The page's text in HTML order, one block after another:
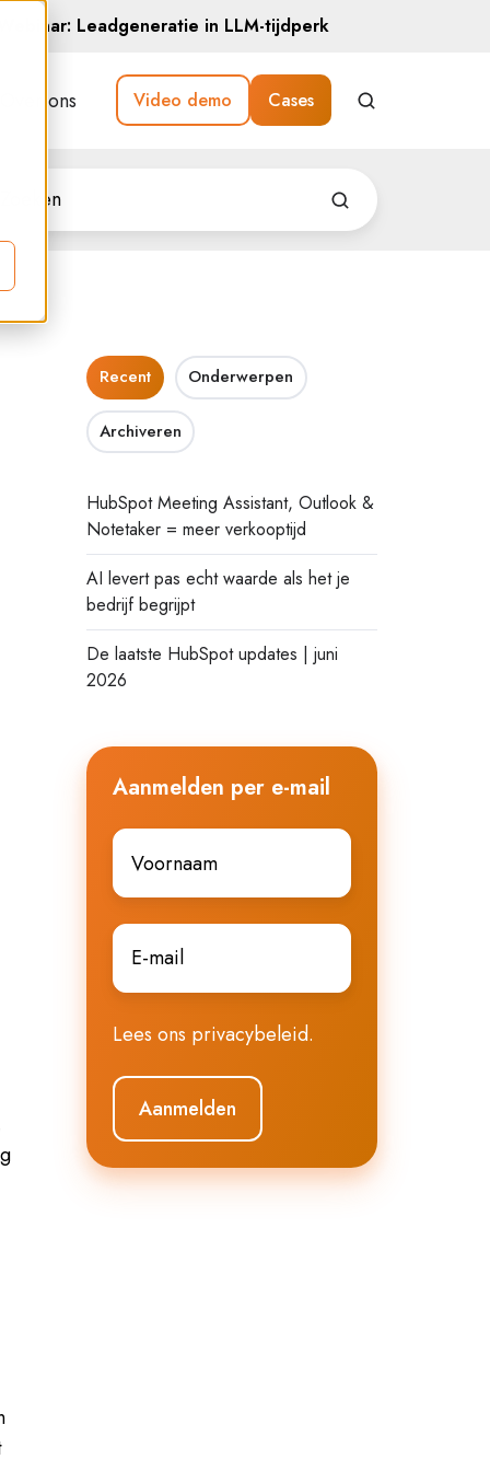
Webinar: Leadgeneratie in LLM-tijdperk
Over ons Video demo Cases
Recent Onderwerpen
Archiveren
HubSpot Meeting Assistant, Outlook &
Notetaker = meer verkooptijd
AI levert pas echt waarde als het je
bedrijf begrijpt
De laatste HubSpot updates | juni
2026
Aanmelden per e-mail
Voornaam
E-
mail*
Lees ons privacybeleid.